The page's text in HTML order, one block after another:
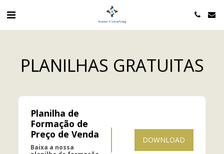
PLANILHAS GRATUITAS
Planilha de
Formação de
Preço de Venda
Baixa a nossa
DOWNLOAD